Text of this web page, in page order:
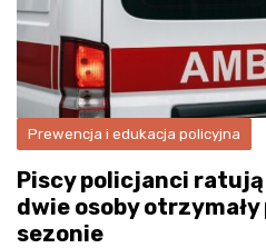
Prewencja i edukacja policyjna
Piscy policjanci
dwie osoby
sezonie